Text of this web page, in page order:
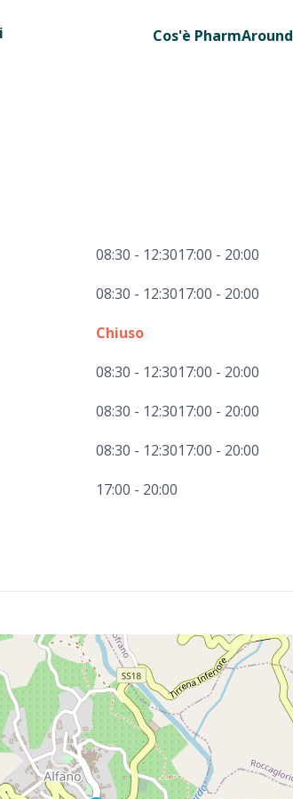
Cos'è PharmAround
08:30 - 12:3017:00 - 20:00
08:30 - 12:3017:00 - 20:00
Chiuso
08:30 - 12:3017:00 - 20:00
08:30 - 12:3017:00 - 20:00
08:30 - 12:3017:00 - 20:00
17:00 - 20:00